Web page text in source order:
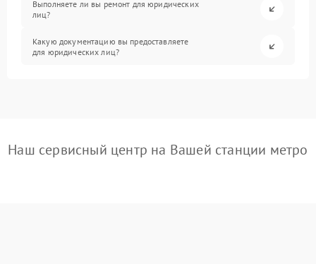
Выполняете ли вы ремонт для юридических
лиц?
Какую документацию вы предоставляете
для юридических лиц?
Наш сервисный центр на Вашей станции метро